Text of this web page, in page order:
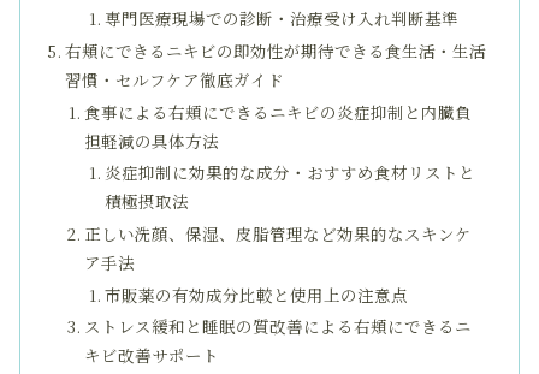
専門医療現場での診断・治療受け入れ判断基準
右頬にできるニキビの即効性が期待できる食生活・生活
習慣・セルフケア徹底ガイド
食事による右頬にできるニキビの炎症抑制と内臓負
担軽減の具体方法
炎症抑制に効果的な成分・おすすめ食材リストと
積極摂取法
正しい洗顔、保湿、皮脂管理など効果的なスキンケ
ア手法
市販薬の有効成分比較と使用上の注意点
ストレス緩和と睡眠の質改善による右頬にできるニ
キビ改善サポート